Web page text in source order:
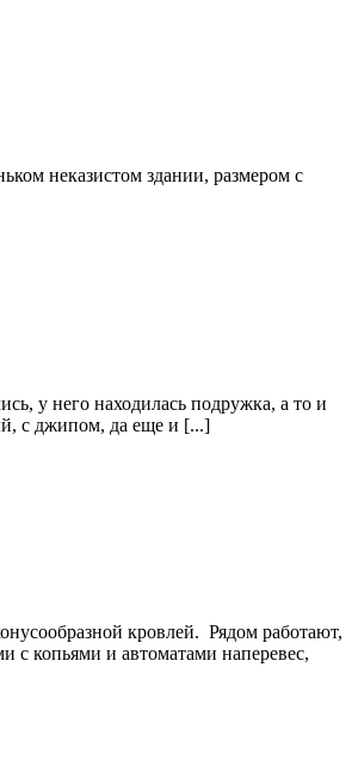
неказистом здании, размером с
у него находилась подружка, а то и
с джипом, да еще и [...]
кровлей. Рядом работают,
с копьями и автоматами наперевес,